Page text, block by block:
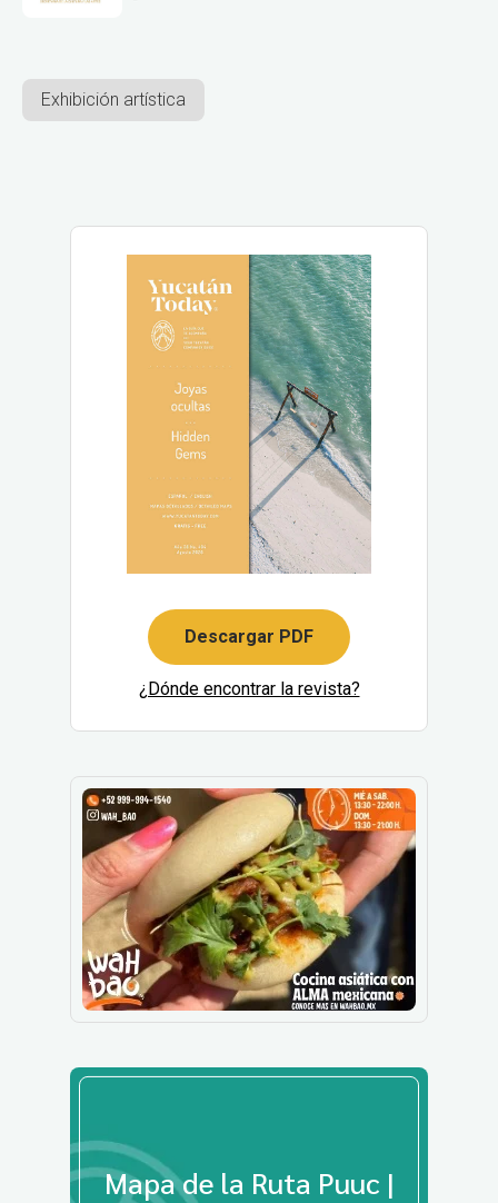
Exhibición artística
Descargar PDF
¿Dónde encontrar la revista?
Mapa de la Ruta Puuc |